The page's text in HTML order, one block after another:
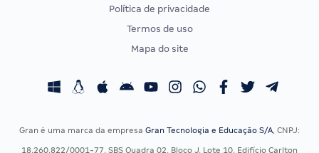
CONCURSOS POR PROFISSÃO
Concursos Fiscais
EXAME DE ORDEM
Calendário OAB
Política de privacidade
Termos de uso
Mapa do site
Gran é uma marca da empresa Gran Tecnologia e Educação S/A, CNPJ:
18.260.822/0001-77, SBS Quadra 02, Bloco J, Lote 10, Edifício Carlton